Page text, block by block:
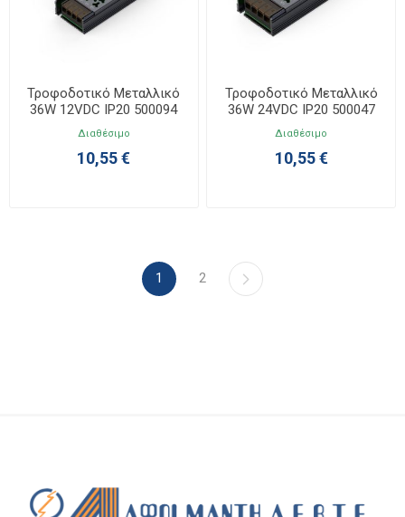
Τροφοδοτικό Μεταλλικό
36W 12VDC IP20 500094
Διαθέσιμο
10,55 €
Τροφοδοτικό Μεταλλικό
36W 24VDC IP20 500047
Διαθέσιμο
10,55 €
1 2